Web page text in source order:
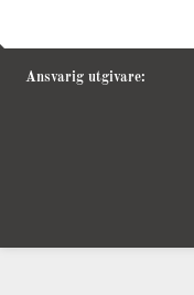
Ansvarig utgivare: